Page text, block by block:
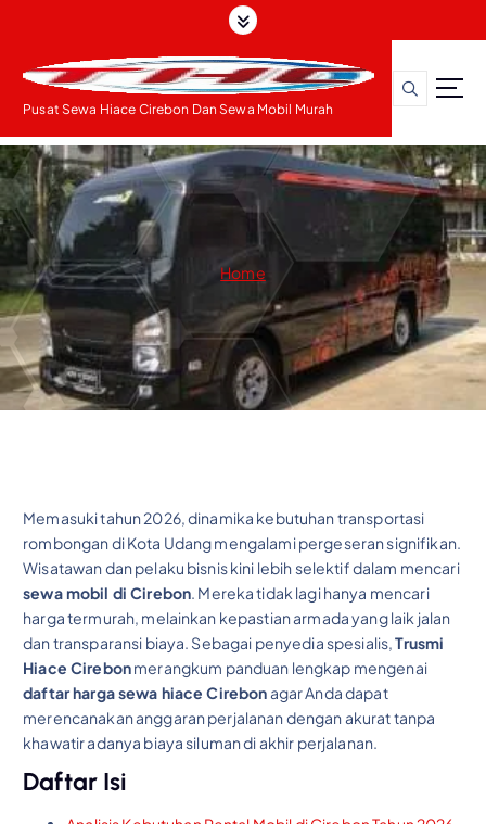
o
c
o
n
t
n
t
Pusat Sewa Hiace Cirebon Dan Sewa Mobil Murah
Home
Memasuki tahun 2026, dinamika kebutuhan transportasi
rombongan di Kota Udang mengalami pergeseran signifikan.
Wisatawan dan pelaku bisnis kini lebih selektif dalam mencari
sewa mobil di Cirebon. Mereka tidak lagi hanya mencari
harga termurah, melainkan kepastian armada yang laik jalan
dan transparansi biaya. Sebagai penyedia spesialis,Trusmi
Hiace Cirebonmerangkum panduan lengkap mengenai
daftar harga sewa hiace Cirebonagar Anda dapat
merencanakan anggaran perjalanan dengan akurat tanpa
khawatir adanya biaya siluman di akhir perjalanan.
Daftar Isi